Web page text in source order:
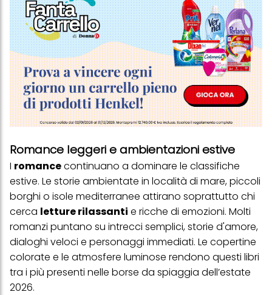
Romance leggeri e ambientazioni estive
I romancecontinuano a dominare le classifiche
estive. Le storie ambientate in località di mare, piccoli
borghi o isole mediterranee attirano soprattutto chi
cerca letture rilassanti e ricche di emozioni. Molti
romanzi puntano su intrecci semplici, storie d'amore,
dialoghi veloci e personaggi immediati. Le copertine
colorate e le atmosfere luminose rendono questi libri
tra i più presenti nelle borse da spiaggia dell’estate
2026.